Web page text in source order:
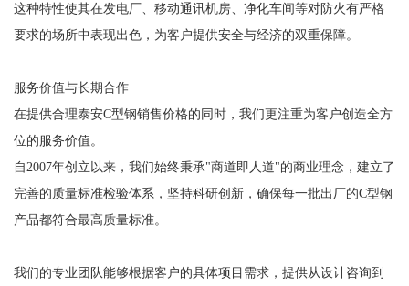
这种特性使其在发电厂、移动通讯机房、净化车间等对防火有严格
要求的场所中表现出色，为客户提供安全与经济的双重保障。
服务价值与长期合作
在提供合理泰安C型钢销售价格的同时，我们更注重为客户创造全方
位的服务价值。
自2007年创立以来，我们始终秉承"商道即人道"的商业理念，建立了
完善的质量标准检验体系，坚持科研创新，确保每一批出厂的C型钢
产品都符合最高质量标准。
我们的专业团队能够根据客户的具体项目需求，提供从设计咨询到